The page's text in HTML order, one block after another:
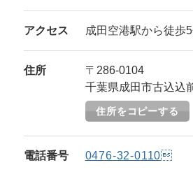
アクセス 成田空港駅から徒歩5
住所
〒286-0104
千葉県成田市古込込
住所をコピーする
電話番号 0476-32-0110